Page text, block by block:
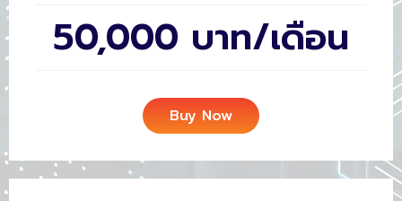
50,000 บาท/เดือน
Buy Now